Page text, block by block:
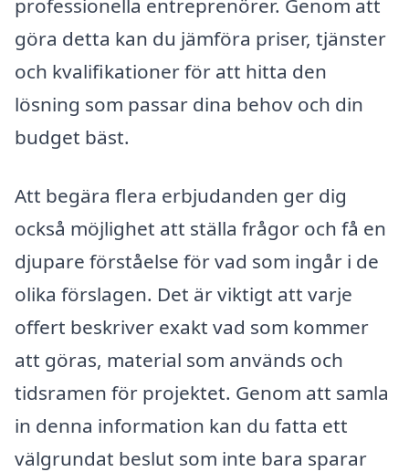
professionella entreprenörer. Genom att
göra detta kan du jämföra priser, tjänster
och kvalifikationer för att hitta den
lösning som passar dina behov och din
budget bäst.
Att begära flera erbjudanden ger dig
också möjlighet att ställa frågor och få en
djupare förståelse för vad som ingår i de
olika förslagen. Det är viktigt att varje
offert beskriver exakt vad som kommer
att göras, material som används och
tidsramen för projektet. Genom att samla
in denna information kan du fatta ett
välgrundat beslut som inte bara sparar